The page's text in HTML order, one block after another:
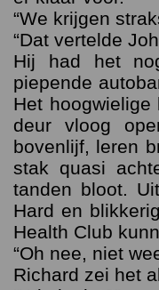
“We krijgen
“Dat vertelde
Hij had het
piepende
Het
deur vloog
bovenlijf, leren
stak quasi
tanden bloot.
Hard en
Health Club
“Oh nee, niet
Richard zei het